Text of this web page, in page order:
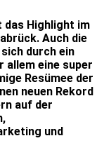
das Highlight im
Auch die
durch ein
allem eine super
Resümee der
neuen Rekord
auf der
und